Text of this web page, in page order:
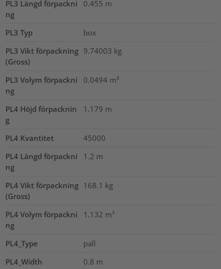
PL3 Längd förpackni
ng
0.455 m
PL3 Typ
box
PL3 Vikt förpackning
(Gross)
9.74003 kg
PL3 Volym förpackni
ng
0.0494 m³
PL4 Höjd förpacknin
g
1.179 m
PL4 Kvantitet
45000
PL4 Längd förpackni
ng
1.2 m
PL4 Vikt förpackning
(Gross)
168.1 kg
PL4 Volym förpackni
ng
1.132 m³
PL4_Type
pall
PL4_Width
0.8 m